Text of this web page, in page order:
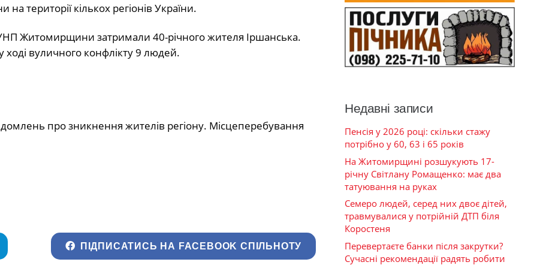
території кількох регіонів України.
Житомирщини затримали 40-річного жителя Іршанська.
вуличного конфлікту 9 людей.
про зникнення жителів регіону. Місцеперебування
ПІДПИСАТИСЬ НА FACEBOOK СПІЛЬНОТУ
Недавні записи
Пенсія у 2026 році: скільки стажу
потрібно у 60, 63 і 65 років
На Житомирщині розшукують 17-
річну Світлану Ромащенко: має два
татуювання на руках
Семеро людей, серед них двоє дітей,
травмувалися у потрійній ДТП біля
Коростеня
Перевертаєте банки після закрутки?
Сучасні рекомендації радять робити